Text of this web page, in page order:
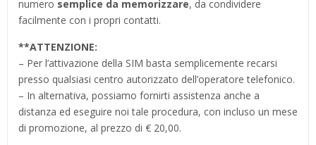
numero semplice da memorizzare, da condividere
facilmente con i propri contatti.
**ATTENZIONE:
– Per l’attivazione della SIM basta semplicemente recarsi
presso qualsiasi centro autorizzato dell’operatore telefonico.
– In alternativa, possiamo fornirti assistenza anche a
distanza ed eseguire noi tale procedura, con incluso un mese
di promozione, al prezzo di € 20,00.